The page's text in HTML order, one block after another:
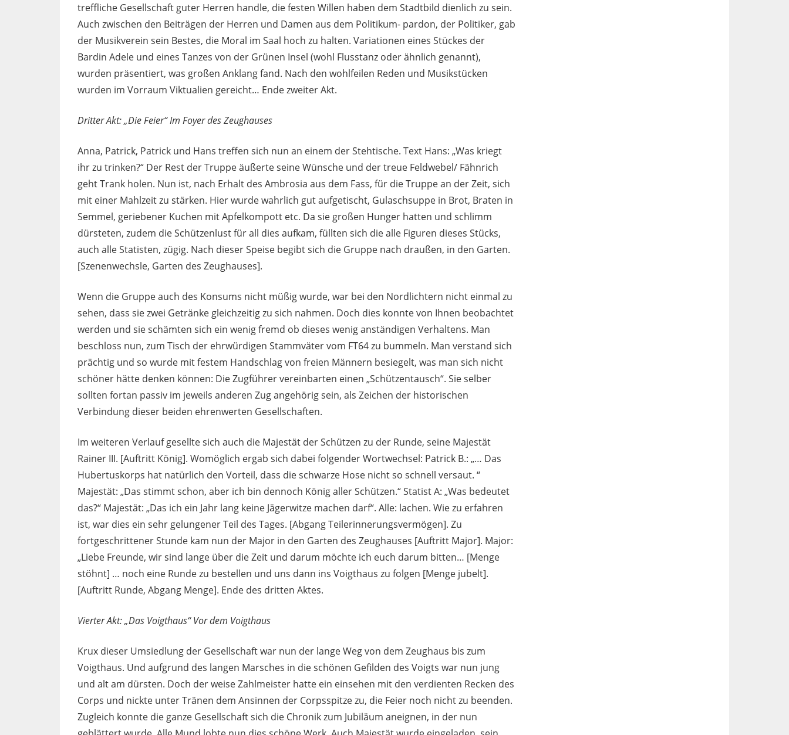
treffliche Gesellschaft guter Herren handle, die festen Willen haben dem Stadtbild dienlich zu sein.
Auch zwischen den Beiträgen der Herren und Damen aus dem Politikum- pardon, der Politiker, gab
der Musikverein sein Bestes, die Moral im Saal hoch zu halten. Variationen eines Stückes der
Bardin Adele und eines Tanzes von der Grünen Insel (wohl Flusstanz oder ähnlich genannt),
wurden präsentiert, was großen Anklang fand. Nach den wohlfeilen Reden und Musikstücken
wurden im Vorraum Viktualien gereicht… Ende zweiter Akt.
Dritter Akt: „Die Feier“ Im Foyer des Zeughauses
Anna, Patrick, Patrick und Hans treffen sich nun an einem der Stehtische. Text Hans: „Was kriegt
ihr zu trinken?“ Der Rest der Truppe äußerte seine Wünsche und der treue Feldwebel/ Fähnrich
geht Trank holen. Nun ist, nach Erhalt des Ambrosia aus dem Fass, für die Truppe an der Zeit, sich
mit einer Mahlzeit zu stärken. Hier wurde wahrlich gut aufgetischt, Gulaschsuppe in Brot, Braten in
Semmel, geriebener Kuchen mit Apfelkompott etc. Da sie großen Hunger hatten und schlimm
dürsteten, zudem die Schützenlust für all dies aufkam, füllten sich die alle Figuren dieses Stücks,
auch alle Statisten, zügig. Nach dieser Speise begibt sich die Gruppe nach draußen, in den Garten.
[Szenenwechsle, Garten des Zeughauses].
Wenn die Gruppe auch des Konsums nicht müßig wurde, war bei den Nordlichtern nicht einmal zu
sehen, dass sie zwei Getränke gleichzeitig zu sich nahmen. Doch dies konnte von Ihnen beobachtet
werden und sie schämten sich ein wenig fremd ob dieses wenig anständigen Verhaltens. Man
beschloss nun, zum Tisch der ehrwürdigen Stammväter vom FT64 zu bummeln. Man verstand sich
prächtig und so wurde mit festem Handschlag von freien Männern besiegelt, was man sich nicht
schöner hätte denken können: Die Zugführer vereinbarten einen „Schützentausch“. Sie selber
sollten fortan passiv im jeweils anderen Zug angehörig sein, als Zeichen der historischen
Verbindung dieser beiden ehrenwerten Gesellschaften.
Im weiteren Verlauf gesellte sich auch die Majestät der Schützen zu der Runde, seine Majestät
Rainer III. [Auftritt König]. Womöglich ergab sich dabei folgender Wortwechsel: Patrick B.: „… Das
Hubertuskorps hat natürlich den Vorteil, dass die schwarze Hose nicht so schnell versaut. “
Majestät: „Das stimmt schon, aber ich bin dennoch König aller Schützen.“ Statist A: „Was bedeutet
das?“ Majestät: „Das ich ein Jahr lang keine Jägerwitze machen darf“. Alle: lachen. Wie zu erfahren
ist, war dies ein sehr gelungener Teil des Tages. [Abgang Teilerinnerungsvermögen]. Zu
fortgeschrittener Stunde kam nun der Major in den Garten des Zeughauses [Auftritt Major]. Major:
„Liebe Freunde, wir sind lange über die Zeit und darum möchte ich euch darum bitten… [Menge
stöhnt] … noch eine Runde zu bestellen und uns dann ins Voigthaus zu folgen [Menge jubelt].
[Auftritt Runde, Abgang Menge]. Ende des dritten Aktes.
Vierter Akt: „Das Voigthaus“ Vor dem Voigthaus
Krux dieser Umsiedlung der Gesellschaft war nun der lange Weg von dem Zeughaus bis zum
Voigthaus. Und aufgrund des langen Marsches in die schönen Gefilden des Voigts war nun jung
und alt am dürsten. Doch der weise Zahlmeister hatte ein einsehen mit den verdienten Recken des
Corps und nickte unter Tränen dem Ansinnen der Corpsspitze zu, die Feier noch nicht zu beenden.
Zugleich konnte die ganze Gesellschaft sich die Chronik zum Jubiläum aneignen, in der nun